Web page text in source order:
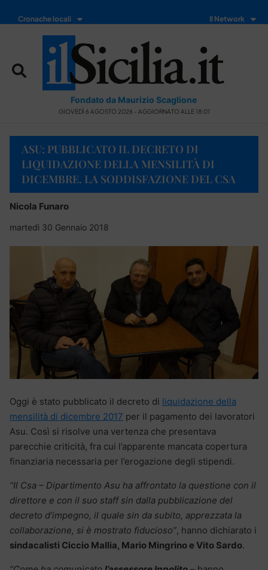
Cronache locali Il Network
Fondato da Maurizio Scaglione
GIOVEDÌ 6 AGOSTO 2026 - AGGIORNATO ALLE 18:01
ASU: PUBBLICATO IL DECRETO DI
LIQUIDAZIONE DELLA MENSILITÀ DI
DICEMBRE. LA SODDISFAZIONE DEL CSA
Nicola Funaro
martedì 30 Gennaio 2018
Oggi è stato pubblicato il decreto di liquidazione della
mensilità di dicembre 2017 per il pagamento dei lavoratori
Asu. Così si risolve una vertenza che presentava
parecchie criticità, fra cui l’apparente mancata copertura
finanziaria necessaria per l’erogazione degli stipendi.
“Il Csa – Dipartimento Asu ha affrontato la questione con il
direttore e con il suo staff sin dalla pubblicazione del
decreto d’impegno, il quale sin da subito, apprezzata la
collaborazione, si è mostrato fiducioso”, hanno dichiarato i
sindacalisti Ciccio Mallia, Mario Mingrino e Vito Sardo.